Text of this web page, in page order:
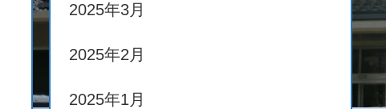
2025年3月
2025年2月
2025年1月